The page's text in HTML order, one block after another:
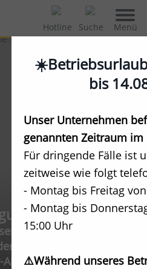
Hotline Suche Menü
Drehtor
Antrieb
bis
Unser Unternehmen
genannten Zeitraum
Für dringende Fälle ist
zeitweise wie folgt
- Montag bis Freitag
- Montag bis
15:00 Uhr
⚠️Während unseres